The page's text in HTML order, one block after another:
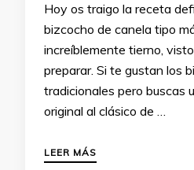
Hoy os traigo la receta
bizcocho de canela tipo
increíblemente tierno,
preparar. Si te gustan los
tradicionales pero buscas
original al clásico de …
LEER MÁS